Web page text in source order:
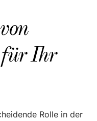
für Ihr
Rolle in der